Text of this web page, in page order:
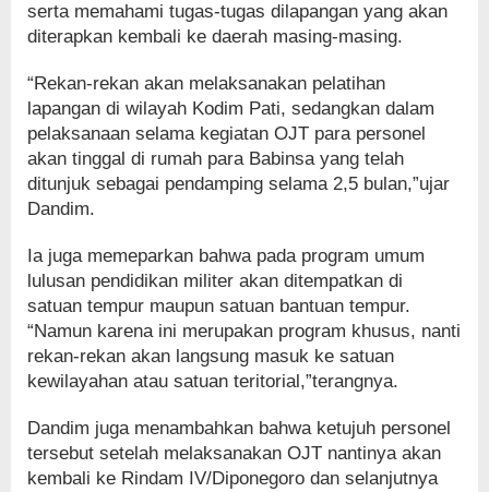
serta memahami tugas-tugas dilapangan yang akan
diterapkan kembali ke daerah masing-masing.
“Rekan-rekan akan melaksanakan pelatihan
lapangan di wilayah Kodim Pati, sedangkan dalam
pelaksanaan selama kegiatan OJT para personel
akan tinggal di rumah para Babinsa yang telah
ditunjuk sebagai pendamping selama 2,5 bulan,”ujar
Dandim.
Ia juga memeparkan bahwa pada program umum
lulusan pendidikan militer akan ditempatkan di
satuan tempur maupun satuan bantuan tempur.
“Namun karena ini merupakan program khusus, nanti
rekan-rekan akan langsung masuk ke satuan
kewilayahan atau satuan teritorial,”terangnya.
Dandim juga menambahkan bahwa ketujuh personel
tersebut setelah melaksanakan OJT nantinya akan
kembali ke Rindam IV/Diponegoro dan selanjutnya